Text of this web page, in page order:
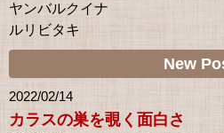
ヤンバルクイナ
ルリビタキ
New
2022/02/14
カラスの巣を覗く面白さ